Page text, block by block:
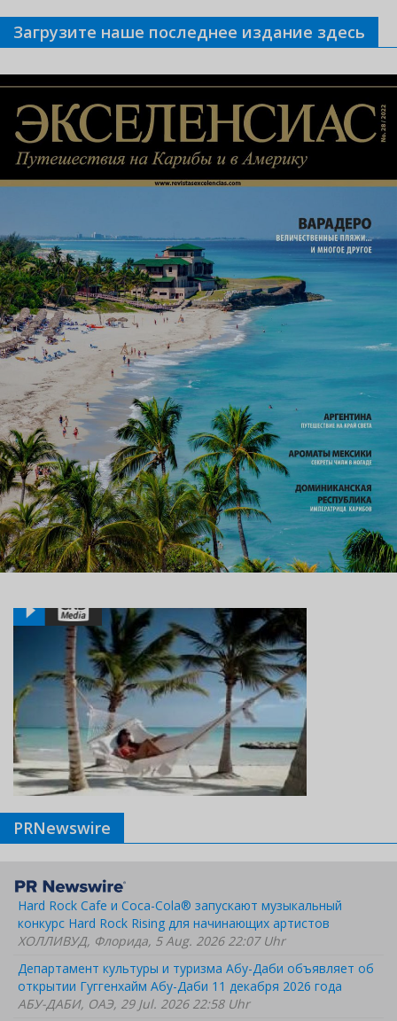
Загрузите наше последнее издание здесь
PRNewswire
Hard Rock Cafe и Coca-Cola® запускают музыкальный
конкурс Hard Rock Rising для начинающих артистов
ХОЛЛИВУД, Флорида, 5 Aug. 2026 22:07 Uhr
Департамент культуры и туризма Абу-Даби объявляет об
открытии Гуггенхайм Абу-Даби 11 декабря 2026 года
АБУ-ДАБИ, ОАЭ, 29 Jul. 2026 22:58 Uhr